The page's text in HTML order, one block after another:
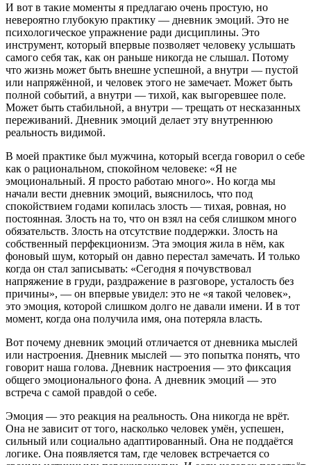
И вот в такие моменты я предлагаю очень простую, но
невероятно глубокую практику — дневник эмоций. Это не
психологическое упражнение ради дисциплины. Это
инструмент, который впервые позволяет человеку услышать
самого себя так, как он раньше никогда не слышал. Потому
что жизнь может быть внешне успешной, а внутри — пустой
или напряжённой, и человек этого не замечает. Может быть
полной событий, а внутри — тихой, как выгоревшее поле.
Может быть стабильной, а внутри — трещать от несказанных
переживаний. Дневник эмоций делает эту внутреннюю
реальность видимой.
В моей практике был мужчина, который всегда говорил о себе
как о рациональном, спокойном человеке: «Я не
эмоциональный. Я просто работаю много». Но когда мы
начали вести дневник эмоций, выяснилось, что под
спокойствием годами копилась злость — тихая, ровная, но
постоянная. Злость на то, что он взял на себя слишком много
обязательств. Злость на отсутствие поддержки. Злость на
собственный перфекционизм. Эта эмоция жила в нём, как
фоновый шум, который он давно перестал замечать. И только
когда он стал записывать: «Сегодня я почувствовал
напряжение в груди, раздражение в разговоре, усталость без
причины», — он впервые увидел: это не «я такой человек»,
это эмоция, которой слишком долго не давали имени. И в тот
момент, когда она получила имя, она потеряла власть.
Вот почему дневник эмоций отличается от дневника мыслей
или настроения. Дневник мыслей — это попытка понять, что
говорит наша голова. Дневник настроения — это фиксация
общего эмоционального фона. А дневник эмоций — это
встреча с самой правдой о себе.
Эмоция — это реакция на реальность. Она никогда не врёт.
Она не зависит от того, насколько человек умён, успешен,
сильный или социально адаптированный. Она не поддаётся
логике. Она появляется там, где человек встречается со